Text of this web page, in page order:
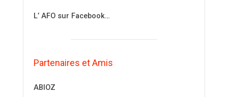
L’ AFO sur Facebook…
Partenaires et Amis
ABIOZ